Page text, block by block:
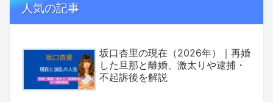
人気の記事
坂口杏里の現在（2026年）｜再婚
した旦那と離婚、激太りや逮捕・
不起訴後を解説